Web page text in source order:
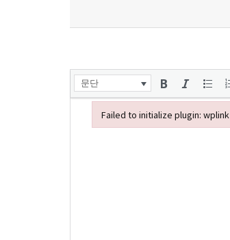
문단
Failed to initialize plugin: wplink
Failed to initialize plugin: wplink